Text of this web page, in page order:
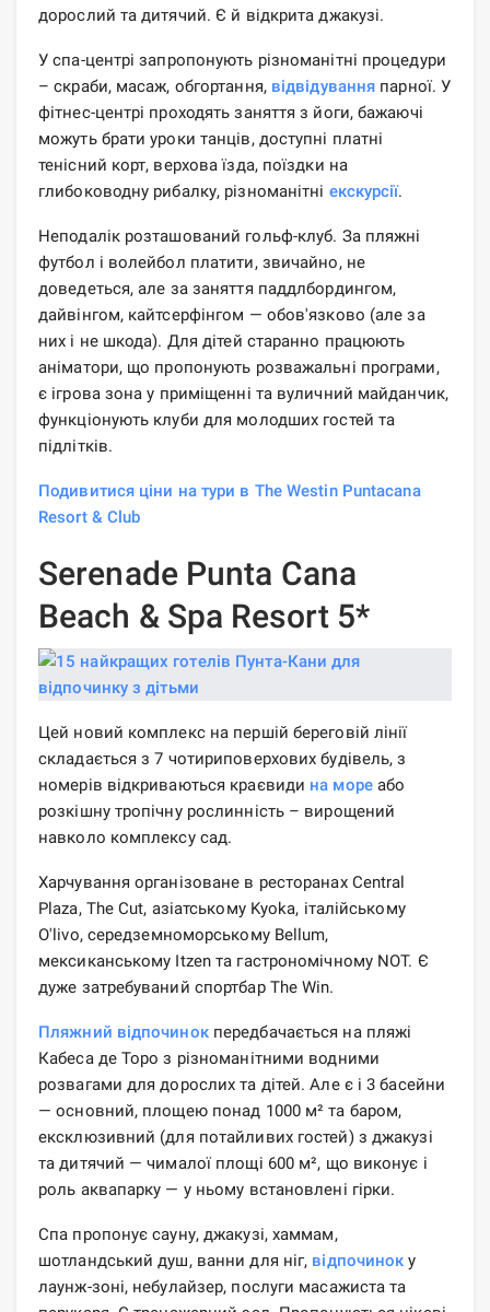
дорослий та дитячий. Є й відкрита джакузі.
У спа-центрі запропонують різноманітні процедури
– скраби, масаж, обгортання, відвідування парної. У
фітнес-центрі проходять заняття з йоги, бажаючі
можуть брати уроки танців, доступні платні
тенісний корт, верхова їзда, поїздки на
глибоководну рибалку, різноманітні екскурсії.
Неподалік розташований гольф-клуб. За пляжні
футбол і волейбол платити, звичайно, не
доведеться, але за заняття паддлбордингом,
дайвінгом, кайтсерфінгом — обов'язково (але за
них і не шкода). Для дітей старанно працюють
аніматори, що пропонують розважальні програми,
є ігрова зона у приміщенні та вуличний майданчик,
функціонують клуби для молодших гостей та
підлітків.
Подивитися ціни на тури в The Westin Puntacana
Resort & Club
Serenade Punta Cana
Beach & Spa Resort 5*
Цей новий комплекс на першій береговій лінії
складається з 7 чотириповерхових будівель, з
номерів відкриваються краєвиди на мореабо
розкішну тропічну рослинність – вирощений
навколо комплексу сад.
Харчування організоване в ресторанах Central
Plaza, The Cut, азіатському Kyoka, італійському
O'livo, середземноморському Bellum,
мексиканському Itzen та гастрономічному NOT. Є
дуже затребуваний спортбар The Win.
Пляжний відпочинокпередбачається на пляжі
Кабеса де Торо з різноманітними водними
розвагами для дорослих та дітей. Але є і 3 басейни
— основний, площею понад 1000 м² та баром,
ексклюзивний (для потайливих гостей) з джакузі
та дитячий — чималої площі 600 м², що виконує і
роль аквапарку — у ньому встановлені гірки.
Спа пропонує сауну, джакузі, хаммам,
шотландський душ, ванни для ніг, відпочинок у
лаунж-зоні, небулайзер, послуги масажиста та